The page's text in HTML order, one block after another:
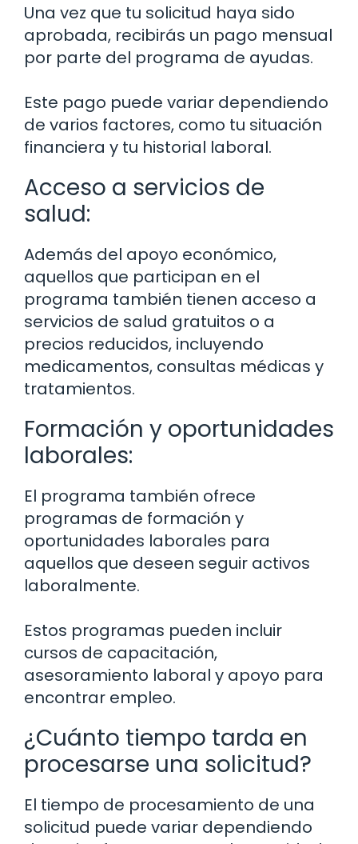
Una vez que tu solicitud haya sido
aprobada, recibirás un pago mensual
por parte del programa de ayudas.
Este pago puede variar dependiendo
de varios factores, como tu situación
financiera y tu historial laboral.
Acceso a servicios de
salud:
Además del apoyo económico,
aquellos que participan en el
programa también tienen acceso a
servicios de salud gratuitos o a
precios reducidos, incluyendo
medicamentos, consultas médicas y
tratamientos.
Formación y oportunidades
laborales:
El programa también ofrece
programas de formación y
oportunidades laborales para
aquellos que deseen seguir activos
laboralmente.
Estos programas pueden incluir
cursos de capacitación,
asesoramiento laboral y apoyo para
encontrar empleo.
¿Cuánto tiempo tarda en
procesarse una solicitud?
El tiempo de procesamiento de una
solicitud puede variar dependiendo